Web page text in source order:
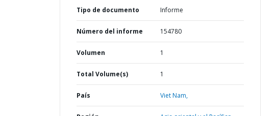
Tipo de documento Informe
Número del informe 154780
Volumen 1
Total Volume(s) 1
País Viet Nam,